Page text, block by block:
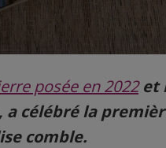
posée en 2022et
a célébré la
comble.